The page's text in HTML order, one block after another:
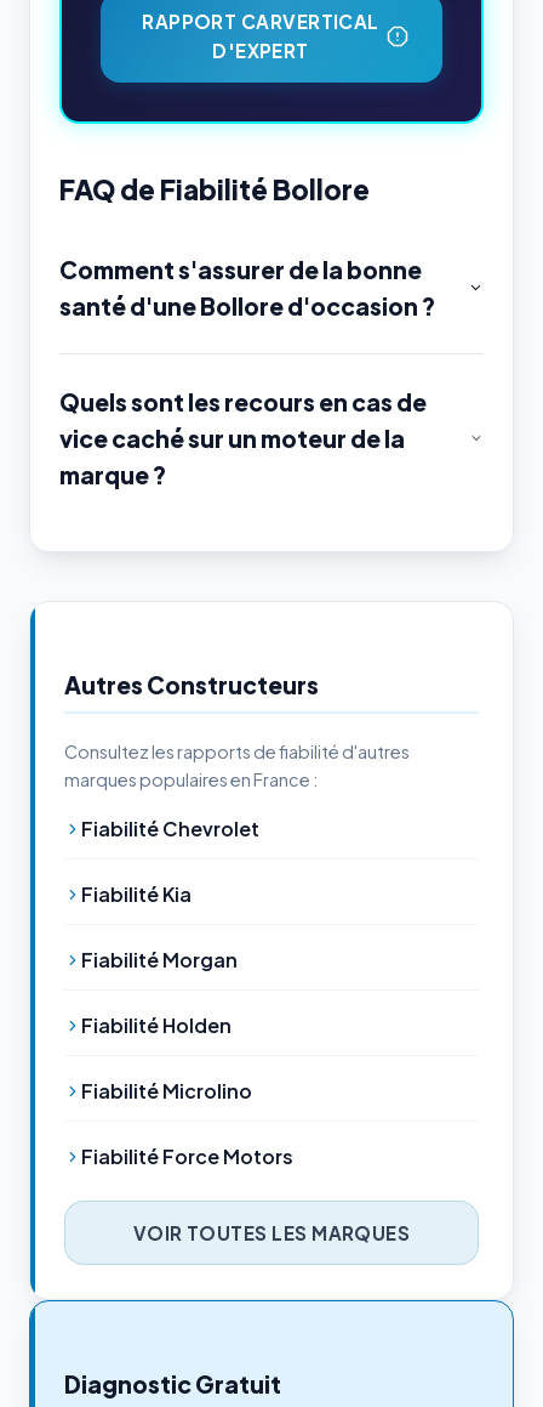
RAPPORT CARVERTICAL
D'EXPERT
FAQ de Fiabilité Bollore
Comment s'assurer de la bonne
santé d'une Bollore d'occasion ?
Quels sont les recours en cas de
vice caché sur un moteur de la
marque ?
Autres Constructeurs
Consultez les rapports de fiabilité d'autres
marques populaires en France :
Fiabilité Chevrolet
Fiabilité Kia
Fiabilité Morgan
Fiabilité Holden
Fiabilité Microlino
Fiabilité Force Motors
VOIR TOUTES LES MARQUES
Diagnostic Gratuit